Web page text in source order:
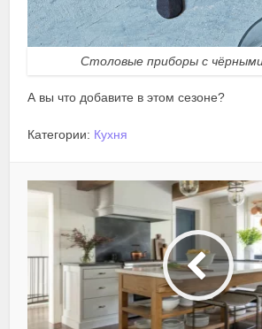
Столовые приборы с
А вы что добавите в этом сезоне?
Категории: Кухня